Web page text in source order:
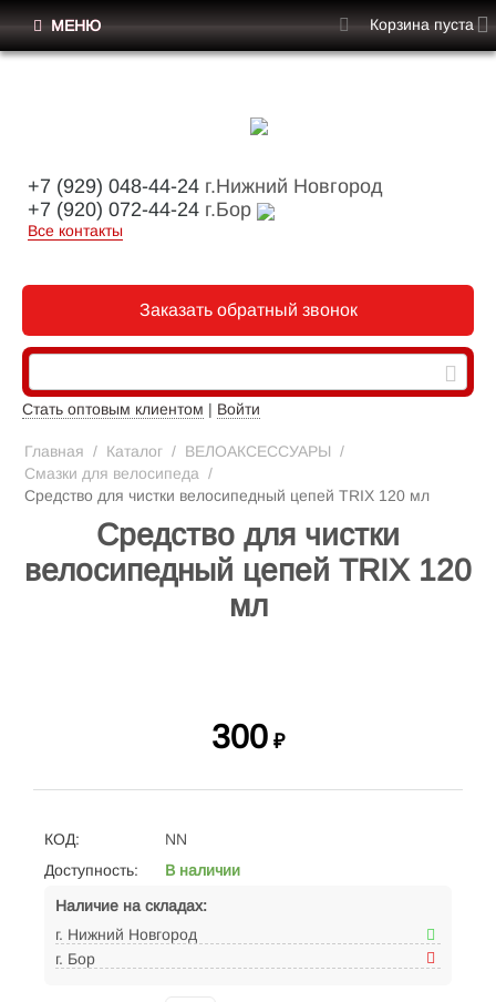
+7 (929) 048-44-24 г.Нижний Новгород
+7 (920) 072-44-24 г.Бор
Все контакты
Заказать обратный звонок
Стать оптовым клиентом | Войти
МЕНЮ Корзина пуста
Главная / Каталог / ВЕЛОАКСЕССУАРЫ /
Смазки для велосипеда /
Средство для чистки велосипедный цепей TRIX 120 мл
Средство для чистки
велосипедный цепей TRIX 120
мл
300 ₽
КОД:
NN
Доступность:
В наличии
Наличие на складах:
г. Нижний Новгород
г. Бор